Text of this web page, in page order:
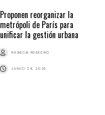
Proponen reorganizar la
metrópoli de París para
unificar la gestión urbana
REBECA ROMERO
JUNIO 24, 2026